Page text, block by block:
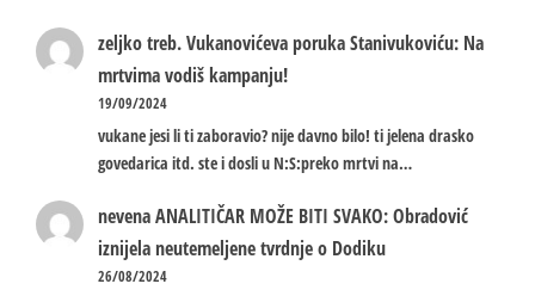
zeljko treb.Vukanovićeva poruka Stanivukoviću: Na
mrtvima vodiš kampanju!
19/09/2024
vukane jesi li ti zaboravio? nije davno bilo! ti jelena drasko
govedarica itd. ste i dosli u N:S:preko mrtvi na…
nevenaANALITIČAR MOŽE BITI SVAKO: Obradović
iznijela neutemeljene tvrdnje o Dodiku
26/08/2024